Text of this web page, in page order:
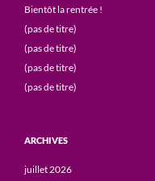
Bientôt la rentrée !
(pas de titre)
(pas de titre)
(pas de titre)
(pas de titre)
ARCHIVES
juillet 2026